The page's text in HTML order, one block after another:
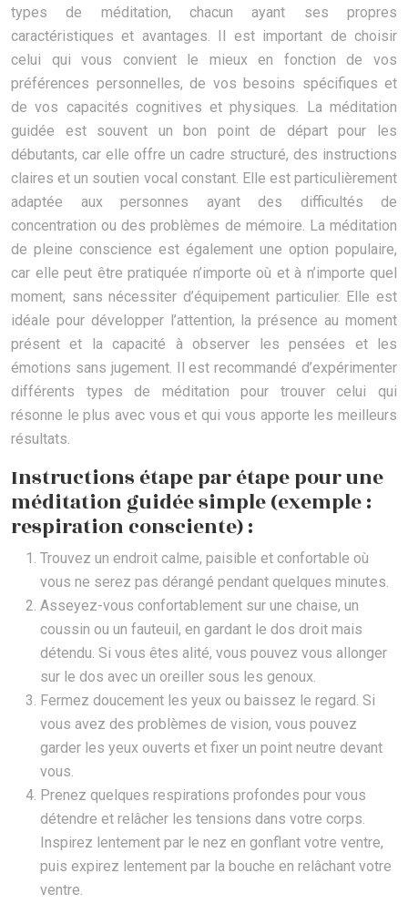
types de méditation, chacun ayant ses propres
caractéristiques et avantages. Il est important de choisir
celui qui vous convient le mieux en fonction de vos
préférences personnelles, de vos besoins spécifiques et
de vos capacités cognitives et physiques. La méditation
guidée est souvent un bon point de départ pour les
débutants, car elle offre un cadre structuré, des instructions
claires et un soutien vocal constant. Elle est particulièrement
adaptée aux personnes ayant des difficultés de
concentration ou des problèmes de mémoire. La méditation
de pleine conscience est également une option populaire,
car elle peut être pratiquée n’importe où et à n’importe quel
moment, sans nécessiter d’équipement particulier. Elle est
idéale pour développer l’attention, la présence au moment
présent et la capacité à observer les pensées et les
émotions sans jugement. Il est recommandé d’expérimenter
différents types de méditation pour trouver celui qui
résonne le plus avec vous et qui vous apporte les meilleurs
résultats.
Instructions étape par étape pour une
méditation guidée simple (exemple :
respiration consciente) :
Trouvez un endroit calme, paisible et confortable où
vous ne serez pas dérangé pendant quelques minutes.
Asseyez-vous confortablement sur une chaise, un
coussin ou un fauteuil, en gardant le dos droit mais
détendu. Si vous êtes alité, vous pouvez vous allonger
sur le dos avec un oreiller sous les genoux.
Fermez doucement les yeux ou baissez le regard. Si
vous avez des problèmes de vision, vous pouvez
garder les yeux ouverts et fixer un point neutre devant
vous.
Prenez quelques respirations profondes pour vous
détendre et relâcher les tensions dans votre corps.
Inspirez lentement par le nez en gonflant votre ventre,
puis expirez lentement par la bouche en relâchant votre
ventre.